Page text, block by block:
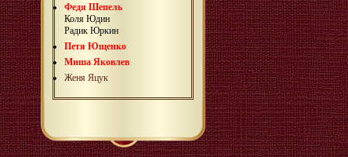
Федя Шепель
Коля Юдин
Радик Юркин
Петя Ющенко
Миша Яковлев
Женя Яцук